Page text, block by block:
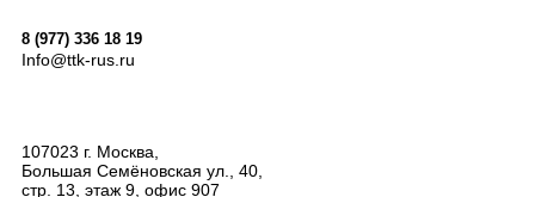
8 (977) 336 18 19
Info@ttk-rus.ru
107023 г. Москва,
Большая Семёновская ул., 40,
стр. 13, этаж 9, офис 907